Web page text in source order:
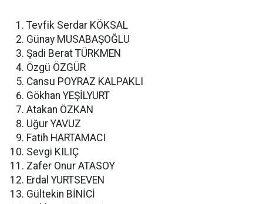
Tevfik Serdar KÖKSAL
Günay MUSABAŞOĞLU
Şadi Berat TÜRKMEN
Özgü ÖZGÜR
Cansu POYRAZ KALPAKLI
Gökhan YEŞİLYURT
Atakan ÖZKAN
Uğur YAVUZ
Fatih HARTAMACI
Sevgi KILIÇ
Zafer Onur ATASOY
Erdal YURTSEVEN
Gültekin BİNİCİ